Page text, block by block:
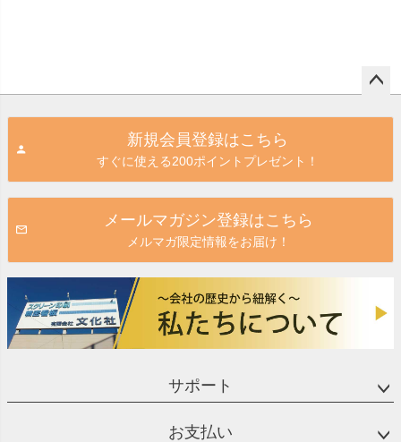
新規会員登録はこちら
すぐに使える200ポイントプレゼント！
メールマガジン登録はこちら
メルマガ限定情報をお届け！
サポート
お支払い